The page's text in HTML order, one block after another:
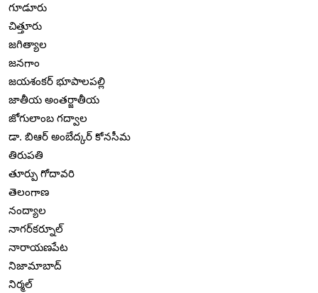
గూడూరు
చిత్తూరు
జగిత్యాల
జనగాం
జయశంకర్ భూపాలపల్లి
జాతీయ అంతర్జాతీయ
జోగులాంబ గద్వాల
డా. బిఆర్ అంబేద్కర్ కోనసీమ
తిరుపతి
తూర్పు గోదావరి
తెలంగాణ
నంద్యాల
నాగర్‌కర్నూల్
నారాయణపేట
నిజామాబాద్
నిర్మల్